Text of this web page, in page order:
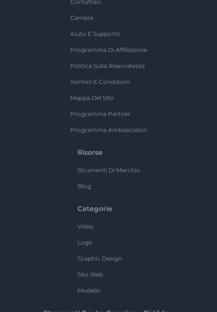
Contattaci
Carriere
Aiuto E Supporto
Programma Di Affiliazione
Politica Sulla Riservatezza
Termini E Condizioni
Mappa Del Sito
Programma Partner
Programma Ambasciatori
Risorse
Strumenti Di Marchio
Blog
Categorie
Video
Logo
Graphic Design
Sito Web
Modello